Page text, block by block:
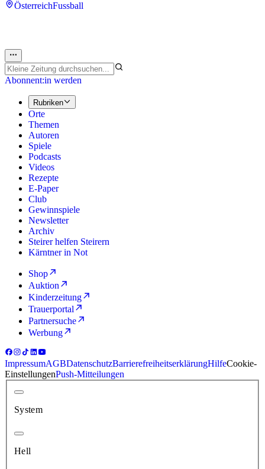
ÖsterreichFussball
Abonnent:in werden
Rubriken
Orte
Themen
Autoren
Spiele
Podcasts
Videos
Rezepte
E-Paper
Club
Gewinnspiele
Newsletter
Archiv
Steirer helfen Steirern
Kärntner in Not
Shop
Auktion
Kinderzeitung
Trauerportal
Partnersuche
Werbung
ImpressumAGBDatenschutzBarrierefreiheitserklärungHilfeCookie-
EinstellungenPush-Mitteilungen
System
Hell